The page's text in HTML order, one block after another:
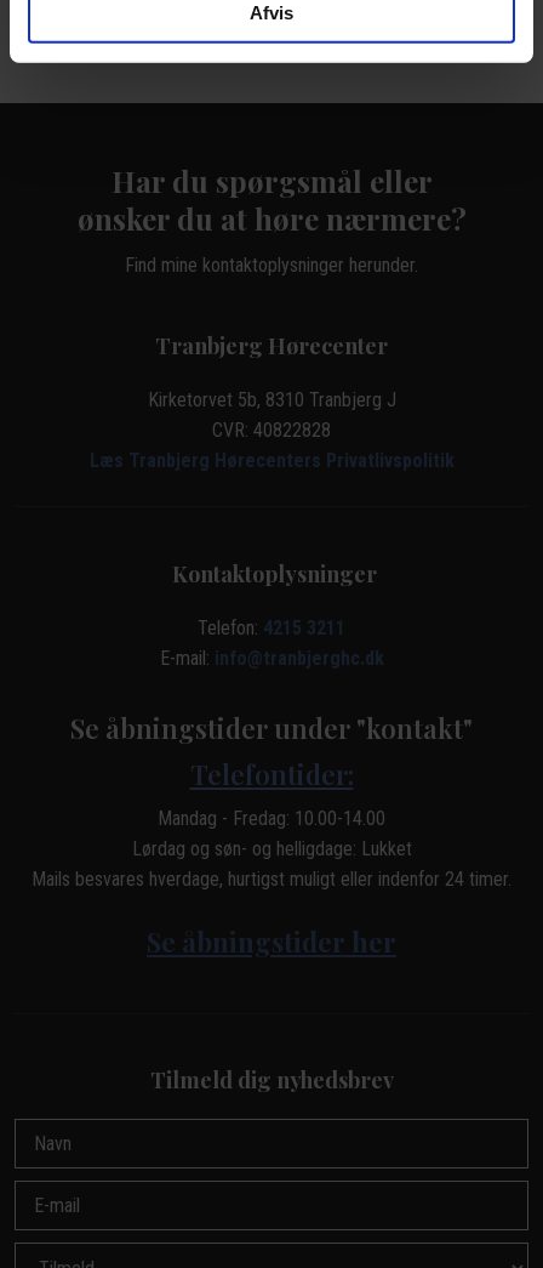
Afvis
Har du spørgsmål eller
​ønsker du at høre nærmere?
Find mine kontaktoplysninger herunder.
Tranbjerg Hørecenter
Kirketorvet 5b, 8310 Tranbjerg J
CVR: 40822828
Læs Tranbjerg Hørecenters Privatlivspolitik
Kontaktoplysninger
Telefon: 4215 3211
E-mail: info@tranbjerghc.dk
Se åbningstider under "kontakt"
Telefontider:
Mandag - Fredag: 10.00-14.00
Lørdag og søn- og helligdage: Lukket
Mails besvares hverdage, hurtigst muligt eller indenfor 24 timer.
Se åbningstider her
Tilmeld dig nyhedsbrev